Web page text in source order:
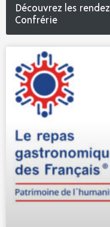
Découvrez les
Confrérie